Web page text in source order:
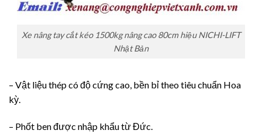
Xe nâng tay cắt kéo 1500kg nâng cao 80cm hiệu NICHI-LIFT
Nhật Bản
– Vật liệu thép có độ cứng cao, bền bỉ theo tiêu chuẩn Hoa
kỳ.
– Phốt ben được nhập khẩu từ Đức.